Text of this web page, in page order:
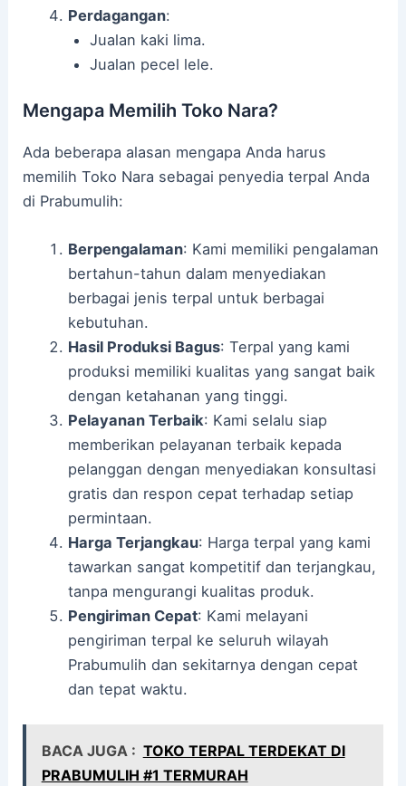
Perdagangan:
Jualan kaki lima.
Jualan pecel lele.
Mengapa Memilih Toko Nara?
Ada beberapa alasan mengapa Anda harus
memilih Toko Nara sebagai penyedia terpal Anda
di Prabumulih:
Berpengalaman: Kami memiliki pengalaman
bertahun-tahun dalam menyediakan
berbagai jenis terpal untuk berbagai
kebutuhan.
Hasil Produksi Bagus: Terpal yang kami
produksi memiliki kualitas yang sangat baik
dengan ketahanan yang tinggi.
Pelayanan Terbaik: Kami selalu siap
memberikan pelayanan terbaik kepada
pelanggan dengan menyediakan konsultasi
gratis dan respon cepat terhadap setiap
permintaan.
Harga Terjangkau: Harga terpal yang kami
tawarkan sangat kompetitif dan terjangkau,
tanpa mengurangi kualitas produk.
Pengiriman Cepat: Kami melayani
pengiriman terpal ke seluruh wilayah
Prabumulih dan sekitarnya dengan cepat
dan tepat waktu.
BACA JUGA : TOKO TERPAL TERDEKAT DI
PRABUMULIH #1 TERMURAH